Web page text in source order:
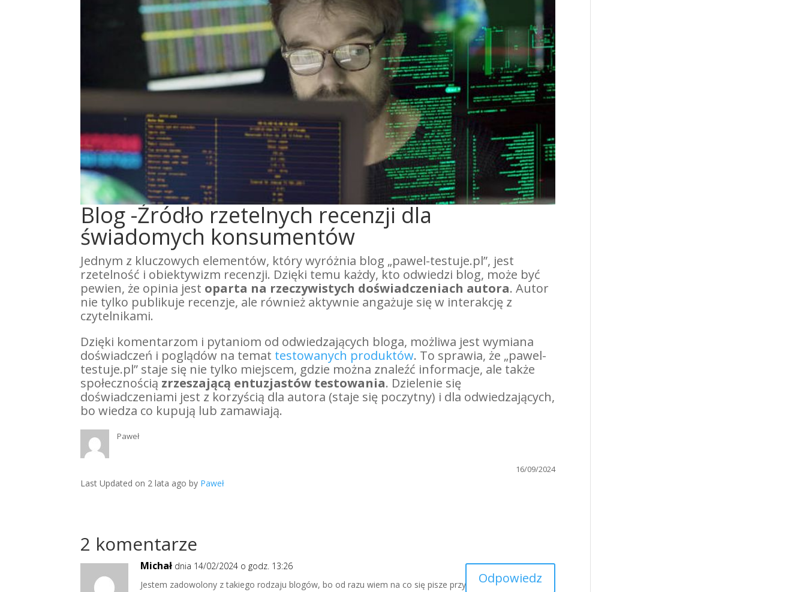
Blog -Źródło rzetelnych recenzji dla
świadomych konsumentów
Jednym z kluczowych elementów, który wyróżnia blog „pawel-testuje.pl”, jest
rzetelność i obiektywizm recenzji. Dzięki temu każdy, kto odwiedzi blog, może być
pewien, że opinia jest oparta na rzeczywistych doświadczeniach autora. Autor
nie tylko publikuje recenzje, ale również aktywnie angażuje się w interakcję z
czytelnikami.
Dzięki komentarzom i pytaniom od odwiedzających bloga, możliwa jest wymiana
doświadczeń i poglądów na temat testowanych produktów. To sprawia, że „pawel-
testuje.pl” staje się nie tylko miejscem, gdzie można znaleźć informacje, ale także
społecznością zrzeszającą entuzjastów testowania. Dzielenie się
doświadczeniami jest z korzyścią dla autora (staje się poczytny) i dla odwiedzających,
bo wiedza co kupują lub zamawiają.
Paweł
16/09/2024
Last Updated on 2 lata ago by Paweł
2 komentarze
Michał dnia 14/02/2024 o godz. 13:26
Jestem zadowolony z takiego rodzaju blogów, bo od razu wiem na co się pisze przy
Odpowiedz